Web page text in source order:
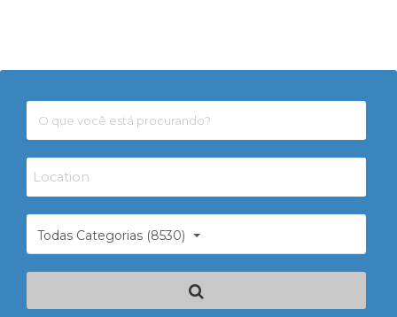
Todas Categorias (8530)